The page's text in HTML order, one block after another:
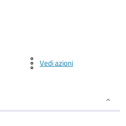
Vedi azioni